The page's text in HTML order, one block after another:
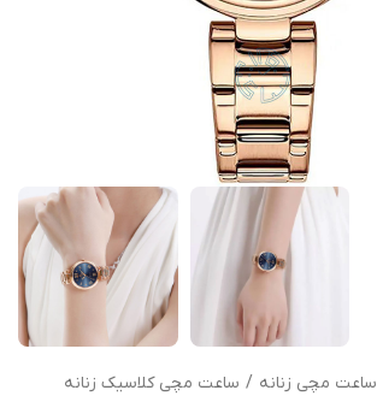
ساعت مچی زنانه / ساعت مچی کلاسیک زنانه